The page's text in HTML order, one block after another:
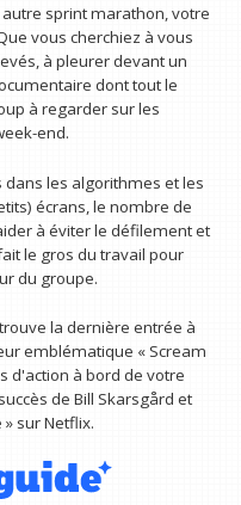
sprint marathon, votre
vous cherchiez à vous
à pleurer devant un
dont tout le
à regarder sur les
end.
les algorithmes et les
écrans, le nombre de
à éviter le défilement et
le gros du travail pour
du groupe.
la dernière entrée à
emblématique « Scream
d'action à bord de votre
de Bill Skarsgård et
sur Netflix.